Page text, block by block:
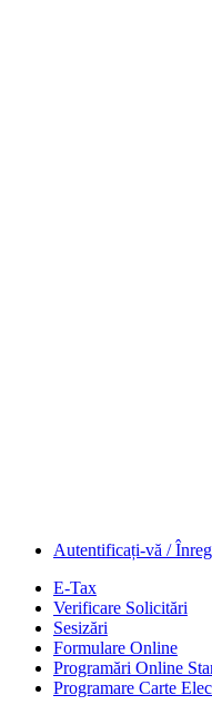
Autentificați-vă /
E-Tax
Verificare Solicitări
Sesizări
Formulare Online
Programări Online
Programare Carte